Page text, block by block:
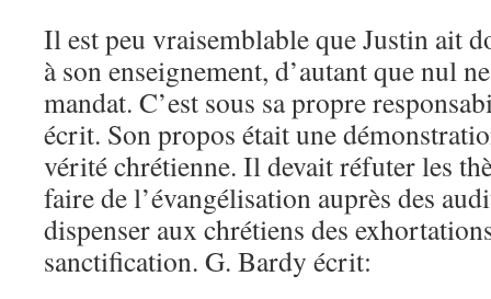
Il est peu vraisemblable que Justin ait
à son enseignement, d’autant que nul
mandat. C’est sous sa propre
écrit. Son propos était une
vérité chrétienne. Il devait réfuter les
faire de l’évangélisation auprès des
dispenser aux chrétiens des
sanctification. G. Bardy écrit: